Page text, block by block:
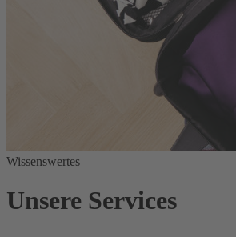
Wissenswertes
Unsere Services